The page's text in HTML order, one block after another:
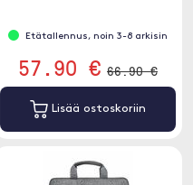
Etätallennus, noin 3-8 arkisin
57.90 € 66.90 €
Lisää ostoskoriin